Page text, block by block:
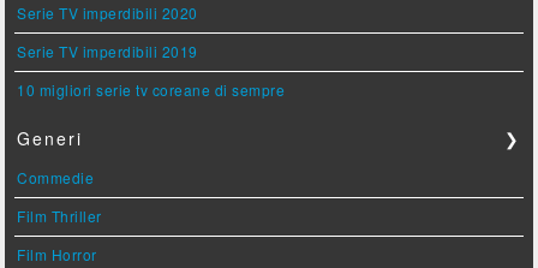
Serie TV imperdibili 2020
Serie TV imperdibili 2019
10 migliori serie tv coreane di sempre
Generi ❯
Commedie
Film Thriller
Film Horror